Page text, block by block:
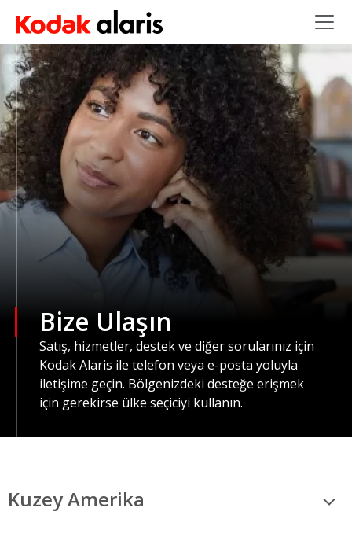
Bize Ulaşın
Satış, hizmetler, destek ve diğer sorularınız için
Kodak Alaris ile telefon veya e-posta yoluyla
iletişime geçin. Bölgenizdeki desteğe erişmek
için gerekirse ülke seçiciyi kullanın.
Kuzey Amerika